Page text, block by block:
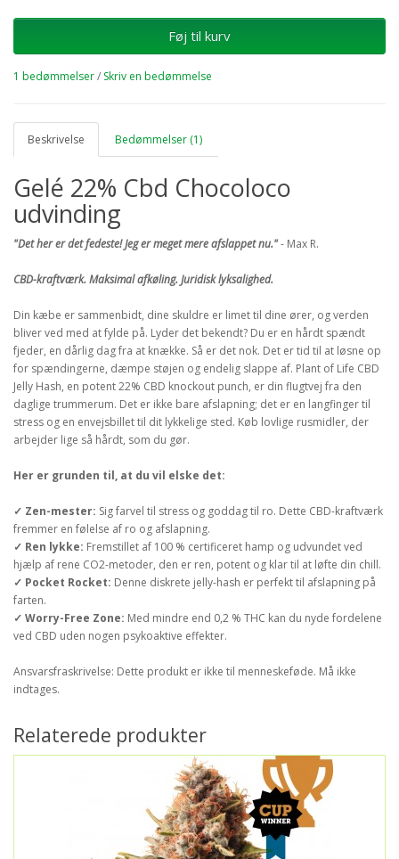
Føj til kurv
1 bedømmelser/ Skriv en bedømmelse
Beskrivelse Bedømmelser (1)
Gelé 22% Cbd Chocoloco
udvinding
"Det her er det fedeste!Jeg er meget mere afslappet nu."- Max R.
CBD-kraftværk. Maksimal afkøling. Juridisk lyksalighed.
Din kæbe er sammenbidt, dine skuldre er limet til dine ører, og verden
bliver ved med at fylde på. Lyder det bekendt? Du er en hårdt spændt
fjeder, en dårlig dag fra at knække. Så er det nok. Det er tid til at løsne op
for spændingerne, dæmpe støjen og endelig slappe af. Plant of Life CBD
Jelly Hash, en potent 22% CBD knockout punch, er din flugtvej fra den
daglige trummerum. Det er ikke bare afslapning; det er en langfinger til
stress og en envejsbillet til dit lykkelige sted. Køb lovlige rusmidler, der
arbejder lige så hårdt, som du gør.
Her er grunden til, at du vil elske det:
✓ Zen-mester: Sig farvel til stress og goddag til ro. Dette CBD-kraftværk
fremmer en følelse af ro og afslapning.
✓ Ren lykke: Fremstillet af 100 % certificeret hamp og udvundet ved
hjælp af rene CO2-metoder, den er ren, potent og klar til at løfte din chill.
✓ Pocket Rocket: Denne diskrete jelly-hash er perfekt til afslapning på
farten.
✓ Worry-Free Zone: Med mindre end 0,2 % THC kan du nyde fordelene
ved CBD uden nogen psykoaktive effekter.
Ansvarsfraskrivelse: Dette produkt er ikke til menneskeføde. Må ikke
indtages.
Relaterede produkter